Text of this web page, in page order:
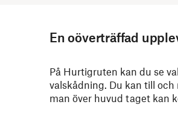
En oöverträffad
På Hurtigruten kan du se
valskådning. Du kan till
man över huvud taget kan